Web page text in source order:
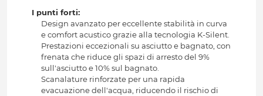
I punti forti:
Design avanzato per eccellente stabilità in curva
e comfort acustico grazie alla tecnologia K-Silent.
Prestazioni eccezionali su asciutto e bagnato, con
frenata che riduce gli spazi di arresto del 9%
sull'asciutto e 10% sul bagnato.
Scanalature rinforzate per una rapida
evacuazione dell'acqua, riducendo il rischio di